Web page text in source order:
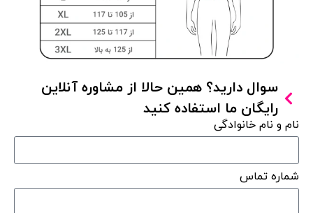
سوال دارید؟ همین حالا از مشاوره آنلاین
رایگان ما استفاده کنید
نام و نام خانوادگی
شماره تماس